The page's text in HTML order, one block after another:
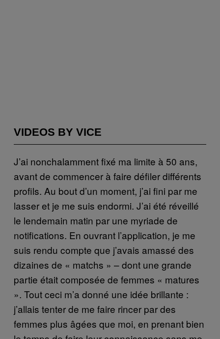
VIDEOS BY VICE
J’ai nonchalamment fixé ma limite à 50 ans,
avant de commencer à faire défiler différents
profils. Au bout d’un moment, j’ai fini par me
lasser et je me suis endormi. J’ai été réveillé
le lendemain matin par une myriade de
notifications. En ouvrant l’application, je me
suis rendu compte que j’avais amassé des
dizaines de « matchs » – dont une grande
partie était composée de femmes « matures
». Tout ceci m’a donné une idée brillante :
j’allais tenter de me faire rincer par des
femmes plus âgées que moi, en prenant bien